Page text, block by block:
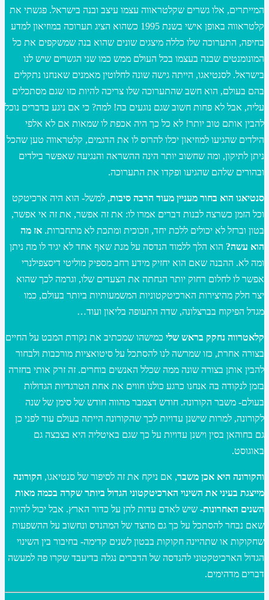
המייתרים, אלו גשרים שקלטראווה עצמו עיצב ובנה בישראל. פגשתי את
קלטראווה באופן אישי בשנת 1995 כשהוא הציג תערוכה במוזיאון למדע
בחיפה, התערוכה שלו כללה מיצגים שונים שהוא בנה שמשקפים את כל
המונומנטים שבנה בעצמו בכל העולם ממש כמו שני הגשרים שיש לנו
בישראל. לסנטיאגו, הייתה גישה שונה לחלוטין מאמנים שאנחנו נתקלים
בהם בעולם, הוא חשב שהתערוכה שלו צריכה להיות כזו שגם מסתכלים
עליה, אבל לא פחות חשוב שגם נוגעים בה! למה? כי אם ניגע בדברים נוכל
להבין אותם טוב יותר! לא כל כך היה אכפת לו שמאות אם לא אלפי
הילדים שהגיעו למוזיאון יכלו להרוס לו את הדגמים, קלטראווה טען שהכל
ניתן לתיקון, ומה שחשוב יותר הינה ההשראה והנגיעה שאפשר בילדים
ובהורים שלהם שהגיעו ופקדו את התערוכה.
סנטיאגו הוא בחור מעניין מעוד הרבה סיבות, למשל- הוא היה ארכיטקט
וכל הזמן כשרצה לבנות דברים אמרו לו: את זה אפשר, את זה אי אפשר,
בטון וברזל לא יכולים ללכת יחד, וזכוכית ומתכת לא מתחברות. אז מה
הוא עשה? הוא הלך ללמוד הנדסה על מנת שאף אחד לא יגיד לו מה ניתן
ומה לא. ההבנה שאם הוא יחזיק מידע רחב מספיק מוליטי דיסצפילנרי
אפשר לו לחלום רחוק יותר הנחתה את הצעדים שלו, וגרמה לכך שהוא
יצר חלק מהיצירות הארכיטקטוניות המשמעותיות ביותר בעולם, כמו
מגדל הפיקוח בברצלונה, שדה התעופה בליאון ועוד…
קלאטרווה נחקק בראש שלי כמישהו שמכתיב את נקודת המבט על החיים
בצורה אחרת, כזו שמרשה לנו להסתכל על סיטואציות מורכבות ולבחור
להבין אותן בצורה שונה ממה שכלל האנשים בוחרים. זה זרק אותי בחזרה
בזמן לנקודה בה אנחנו כרגע כולנו חווים את אחת הטרגדיות הגדולות
בעולם- משבר הקורונה. חודש דצמבר מהווה חודש של סימן של שנה
לקורונה, למרות שישנן עדויות לכך שהקורונה הייתה בעולם עוד לפני כן
גם בחוהאן בסין וישנן עדויות על כך שגם באיטליה היא בצבצה גם
באוגוסט.
והקורונה היא אכן משבר, אם ניקח את זה לסיפור של סנטיאגו, הקורונה
מייצגת בעיני את השינוי הארכיטקטוני הגדול ביותר שקרה בכמה מאות
השנים האחרונות- שיש לאדם עדות להן על כדור הארץ. אבל יכול להיות
שאם נבחר להסתכל על כך גם מהצד של המהנדס ונחשוב על ההשפעות
שחקוקות או שתהיינה חקוקות בבטון לשנים קדימה- בחיבור בין השינוי
הגדול הארכיטקטוני להנדסה של הדברים נגלה בדיעבד שקרו פה למעשה
דברים מדהימים.